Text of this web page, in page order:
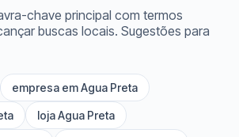
chave principal com termos
buscas locais. Sugestões para
empresa em Agua Preta
loja Agua Preta